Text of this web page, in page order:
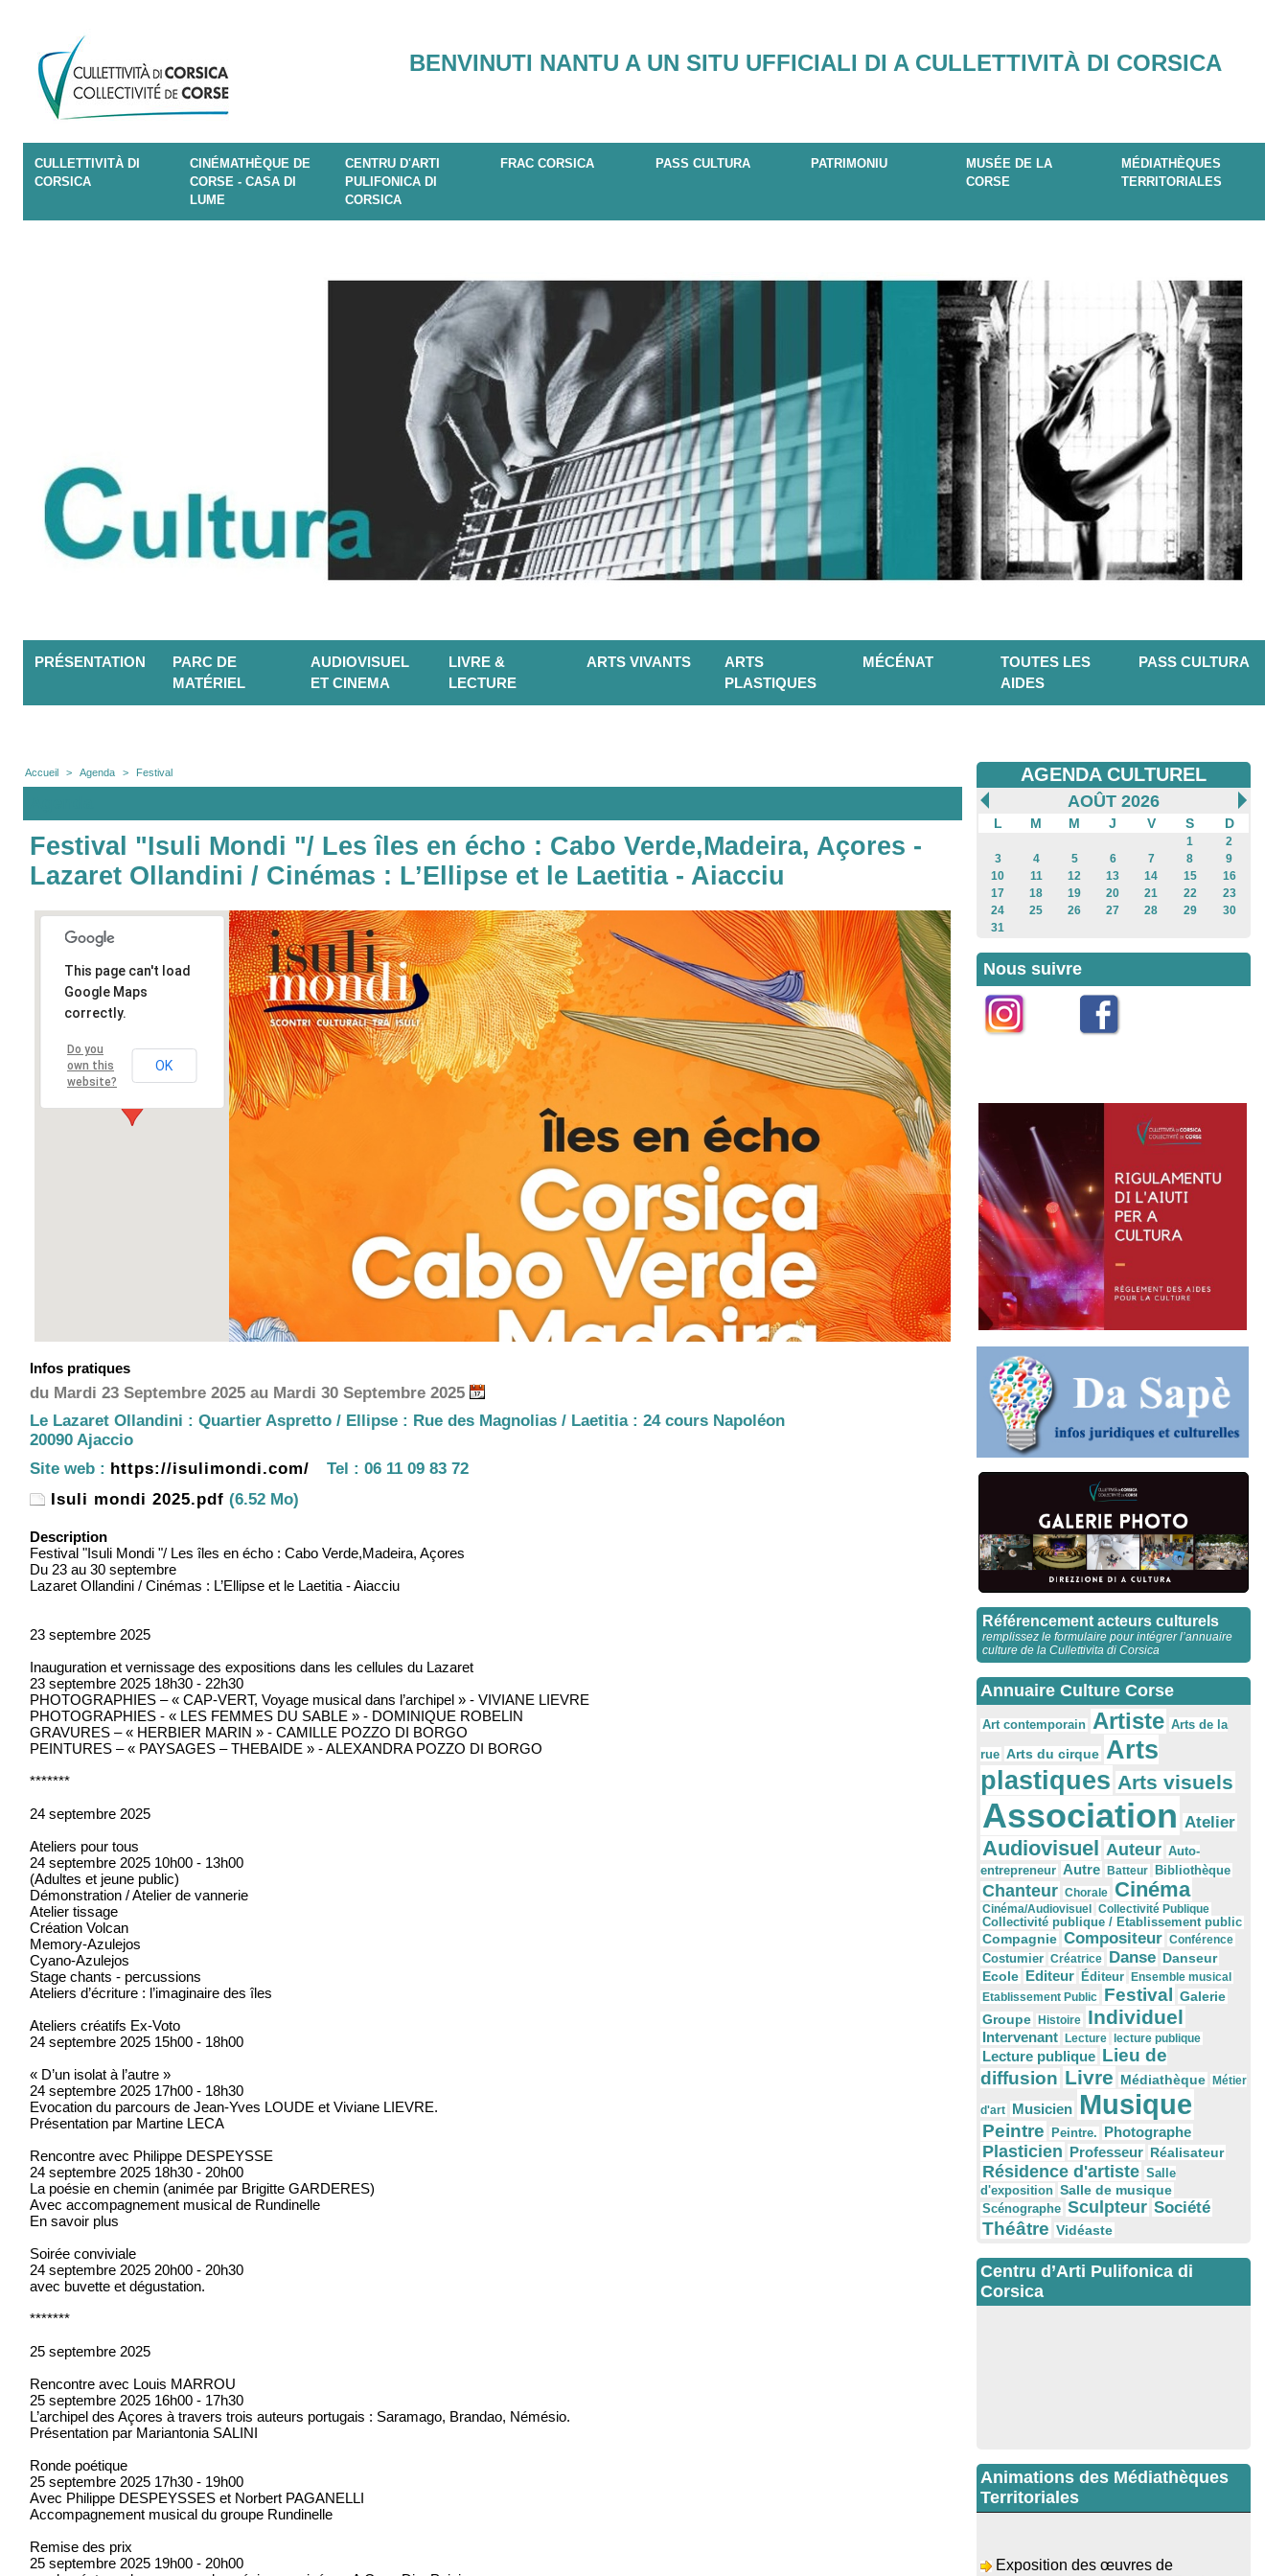
BENVINUTI NANTU A UN SITU UFFICIALI DI A CULLETTIVITÀ DI CORSICA
CULLETTIVITÀ DI
CORSICA
CINÉMATHÈQUE DE
CORSE - CASA DI
LUME
CENTRU D'ARTI
PULIFONICA DI
CORSICA
FRAC CORSICA PASS CULTURA PATRIMONIU
MUSÉE DE LA
CORSE
MÉDIATHÈQUES
TERRITORIALES
PRÉSENTATION
PARC DE
MATÉRIEL
AUDIOVISUEL
ET CINEMA
LIVRE &
LECTURE
ARTS VIVANTS
ARTS
PLASTIQUES
MÉCÉNAT
TOUTES LES
AIDES
PASS CULTURA
Accueil > Agenda > Festival
Festival "Isuli Mondi "/ Les îles en écho : Cabo Verde,Madeira, Açores -
Lazaret Ollandini / Cinémas : L’Ellipse et le Laetitia - Aiacciu
This page can't load
Google Maps
correctly.
Do you
own this
website?
OK
Infos pratiques
du Mardi 23 Septembre 2025 au Mardi 30 Septembre 2025
Le Lazaret Ollandini : Quartier Aspretto / Ellipse : Rue des Magnolias / Laetitia : 24 cours Napoléon
20090 Ajaccio
Site web : https://isulimondi.com/ Tel : 06 11 09 83 72
Isuli mondi 2025.pdf (6.52 Mo)
Description
Festival "Isuli Mondi "/ Les îles en écho : Cabo Verde,Madeira, Açores
Du 23 au 30 septembre
Lazaret Ollandini / Cinémas : L’Ellipse et le Laetitia - Aiacciu
23 septembre 2025
Inauguration et vernissage des expositions dans les cellules du Lazaret
23 septembre 2025 18h30 - 22h30
PHOTOGRAPHIES – « CAP-VERT, Voyage musical dans l’archipel » - VIVIANE LIEVRE
PHOTOGRAPHIES - « LES FEMMES DU SABLE » - DOMINIQUE ROBELIN
GRAVURES – « HERBIER MARIN » - CAMILLE POZZO DI BORGO
PEINTURES – « PAYSAGES – THEBAIDE » - ALEXANDRA POZZO DI BORGO
*******
24 septembre 2025
Ateliers pour tous
24 septembre 2025 10h00 - 13h00
(Adultes et jeune public)
Démonstration / Atelier de vannerie
Atelier tissage
Création Volcan
Memory-Azulejos
Cyano-Azulejos
Stage chants - percussions
Ateliers d’écriture : l’imaginaire des îles
Ateliers créatifs Ex-Voto
24 septembre 2025 15h00 - 18h00
« D’un isolat à l’autre »
24 septembre 2025 17h00 - 18h30
Evocation du parcours de Jean-Yves LOUDE et Viviane LIEVRE.
Présentation par Martine LECA
Rencontre avec Philippe DESPEYSSE
24 septembre 2025 18h30 - 20h00
La poésie en chemin (animée par Brigitte GARDERES)
Avec accompagnement musical de Rundinelle
En savoir plus
Soirée conviviale
24 septembre 2025 20h00 - 20h30
avec buvette et dégustation.
*******
25 septembre 2025
Rencontre avec Louis MARROU
25 septembre 2025 16h00 - 17h30
L’archipel des Açores à travers trois auteurs portugais : Saramago, Brandao, Némésio.
Présentation par Mariantonia SALINI
Ronde poétique
25 septembre 2025 17h30 - 19h00
Avec Philippe DESPEYSSES et Norbert PAGANELLI
Accompagnement musical du groupe Rundinelle
Remise des prix
25 septembre 2025 19h00 - 20h00
AGENDA CULTUREL
AOÛT 2026
L M M J V S D
1
2
3
4 5 6 7 8
9
10
11 12 13 14 15
16
17
18 19 20 21 22
23
24
25 26 27 28 29
30
31
Nous suivre
Référencement acteurs culturels
remplissez le formulaire pour intégrer l’annuaire
culture de la Cullettivita di Corsica
Annuaire Culture Corse
Art contemporain Artiste Arts de la
rue Arts du cirque Arts
plastiques Arts visuels
Association Atelier
Audiovisuel Auteur Auto-
entrepreneur Autre Batteur Bibliothèque
Chanteur Chorale Cinéma
Cinéma/Audiovisuel
Collectivité Publique
Collectivité publique / Etablissement public
Compagnie Compositeur Conférence
Costumier Créatrice Danse Danseur
Ecole Editeur Éditeur
Ensemble musical
Etablissement Public Festival Galerie
Groupe
Histoire Individuel
Intervenant Lecture lecture publique
Lecture publique Lieu de
diffusion Livre Médiathèque Métier
d'art Musicien Musique
Peintre Peintre. Photographe
Plasticien Professeur Réalisateur
Résidence d'artiste Salle
d'exposition Salle de musique
Scénographe Sculpteur Société
Théâtre Vidéaste
Centru d’Arti Pulifonica di
Corsica
Animations des Médiathèques
Territoriales
Dominique Malberti Morin : "Racines,